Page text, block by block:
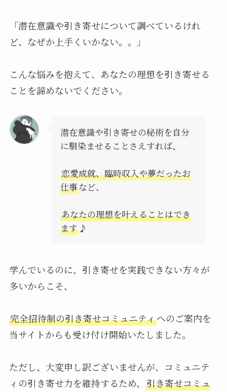
「潜在意識や引き寄せについて調べているけれ
ど、なぜか上手くいかない。。」
こんな悩みを抱えて、あなたの理想を引き寄せる
ことを諦めないでください。
潜在意識や引き寄せの秘術を自分
に馴染ませることさえすれば、
恋愛成就、臨時収入や夢だったお
仕事など、
あなたの理想を叶えることはでき
ます♪
学んでいるのに、引き寄せを実践できない方々が
多いからこそ、
完全招待制の引き寄せコミュニティへのご案内を
当サイトからも受け付け開始いたしました。
ただし、大変申し訳ございませんが、コミュニテ
ィの引き寄せ力を維持するため、 引き寄せコミュ